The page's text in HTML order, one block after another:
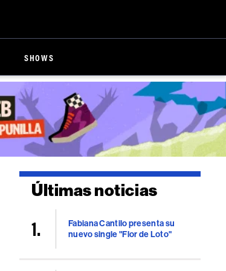
SHOWS
Últimas noticias
Fabiana Cantilo presenta su
nuevo single "Flor de Loto"